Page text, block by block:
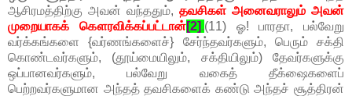
ஆசிரமத்திற்கு அவன் வந்ததும், தவசிகள் அனைவராலும் அவன்
முறையாகக் கௌரவிக்கப்பட்டான்[2].(11) ஓ! பாரதா, பல்வேறு
வர்க்கங்களை {வர்ணங்களைச்} சேர்ந்தவர்களும், பெரும் சக்தி
கொண்டவர்களும், (தூய்மையிலும், சக்தியிலும்) தேவர்களுக்கு
ஒப்பானவர்களும், பல்வேறு வகைத் தீக்ஷைகளைப்
பெற்றவர்களுமான அந்தத் தவசிகளைக் கண்டு அந்தச் சூத்திரன்